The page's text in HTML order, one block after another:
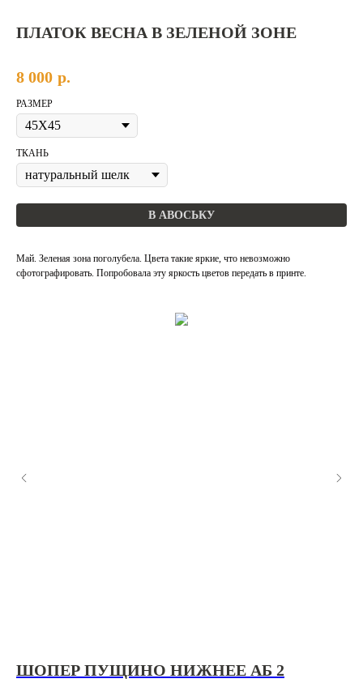
ПЛАТОК ВЕСНА В ЗЕЛЕНОЙ ЗОНЕ
8 000 р.
РАЗМЕР
ТКАНЬ
В АВОСЬКУ
Май. Зеленая зона поголубела. Цвета такие яркие, что невозможно
сфотографировать. Попробовала эту яркость цветов передать в принте.
ШОПЕР ПУЩИНО НИЖНЕЕ АБ 2